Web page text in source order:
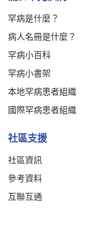
罕病是什麼？
病人名冊是什麼？
罕病小百科
罕病小書架
本地罕病患者組織
國際罕病患者組織
社區支援
社區資訊
參考資料
互聯互通